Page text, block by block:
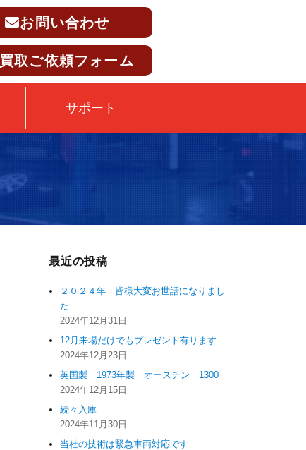
お問い合わせ
買取ご依頼フォーム
サポート
最近の投稿
２０２４年 皆様大変お世話になりまし
た
2024年12月31日
12月来場だけでもプレゼント有ります
2024年12月23日
英国製 1973年製 オースチン 1300
2024年12月15日
続々入庫
2024年11月30日
当社の技術は緊急車両対応です